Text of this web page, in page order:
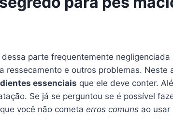
parte frequentemente negligenciada
ressecamento e outros problemas. Neste
essenciais que ele deve conter.
Se já se perguntou se é possível
você não cometa erros comuns ao usar